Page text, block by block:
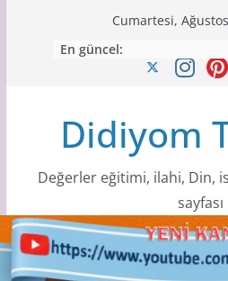
Cumartesi,
En güncel:
Didiyom
Değerler eğitimi, ilahi, Din,
sayfası